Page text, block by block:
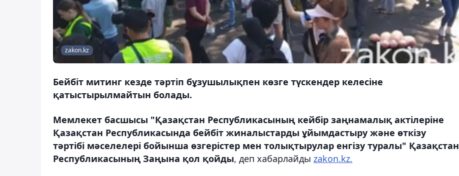
zakon.kz
Бейбіт митинг кезде тәртіп бұзушылықпен көзге түскендер келесіне
қатыстырылмайтын болады.
Мемлекет басшысы "Қазақстан Республикасының кейбір заңнамалық актілеріне
Қазақстан Республикасында бейбіт жиналыстарды ұйымдастыру және өткізу
тәртібі мәселелері бойынша өзгерістер мен толықтырулар енгізу туралы" Қазақстан
Республикасының Заңына қол қойды, деп хабарлайды zakon.kz.